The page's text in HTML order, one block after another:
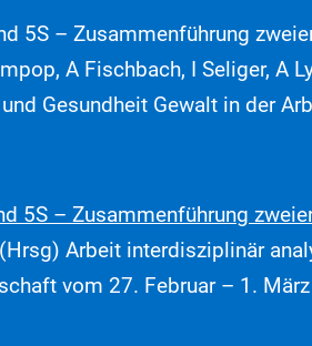
5S – Zusammenführung
A Fischbach, I Seliger, A
Gesundheit Gewalt in der
5S – Zusammenführung
Arbeit interdisziplinär
vom 27. Februar – 1.